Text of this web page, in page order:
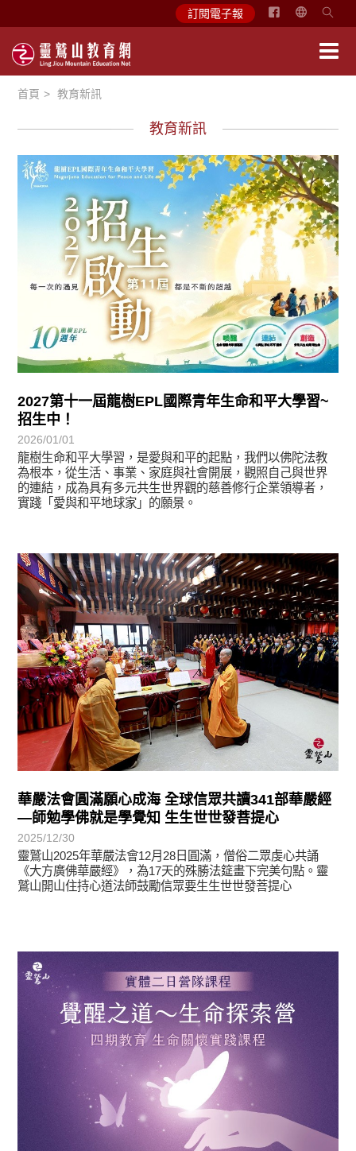
訂閱電子報
简
首頁 教育新訊
教育新訊
2027第十一屆龍樹EPL國際青年生命和平大學習~
招生中！
2026/01/01
龍樹生命和平大學習，是愛與和平的起點，我們以佛陀法教
為根本，從生活、事業、家庭與社會開展，觀照自己與世界
的連結，成為具有多元共生世界觀的慈善修行企業領導者，
實踐「愛與和平地球家」的願景。
最新消息
華嚴法會圓滿願心成海 全球信眾共讀341部華嚴經
—師勉學佛就是學覺知 生生世世發菩提心
2025/12/30
靈鷲山2025年華嚴法會12月28日圓滿，僧俗二眾虔心共誦
《大方廣佛華嚴經》，為17天的殊勝法筵畫下完美句點。靈
鷲山開山住持心道法師鼓勵信眾要生生世世發菩提心
學習分享